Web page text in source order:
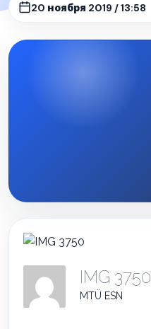
20 ноября 2019 / 13:58
IMG 3750
MTÜ ESN